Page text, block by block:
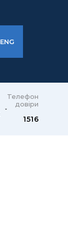
ENG
Телефон
довіри
1516